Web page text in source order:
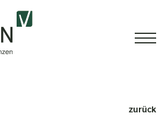
zurück